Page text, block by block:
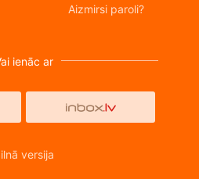
Aizmirsi paroli?
ienāc ar
versija